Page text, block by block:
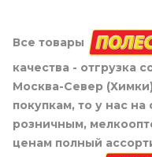
Все товары
качества - отгрузка
Москва-Север
покупкам, то у нас
розничным,
ценам полный